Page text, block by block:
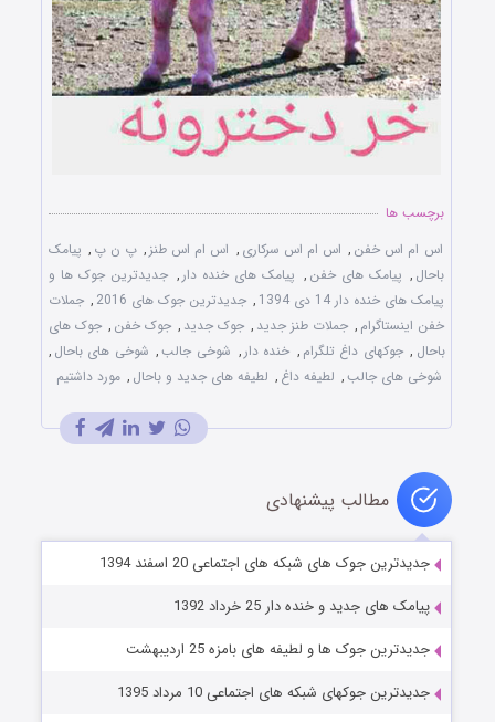
برچسب ها
اس ام اس خفن , اس ام اس سرکاری , اس ام اس طنز , پ ن پ , پیامک
باحال , پیامک های خفن , پیامک های خنده دار , جدیدترین جوک ها و
پیامک های خنده دار 14 دی 1394
, جدیدترین جوک های 2016 , جملات
خفن اینستاگرام , جملات طنز جدید , جوک جدید , جوک خفن , جوک های
باحال , جوکهای داغ تلگرام , خنده دار , شوخی جالب, شوخی های باحال ,
شوخی های جالب, لطیفه داغ , لطیفه های جدید و باحال , مورد داشتیم
مطالب پیشنهادی
جدیدترین جوک های شبکه های اجتماعی 20 اسفند 1394
پیامک های جدید و خنده دار 25 خرداد 1392
جدیدترین جوک ها و لطیفه های بامزه 25 اردیبهشت
جدیدترین جوکهای شبکه های اجتماعی 10 مرداد 1395